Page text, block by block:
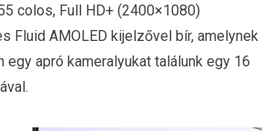
colos, Full HD+ (2400×1080)
Fluid AMOLED kijelzővel bír, amelynek
egy apró kameralyukat találunk egy 16